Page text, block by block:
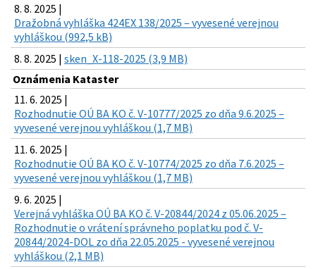
8. 8. 2025 |
Dražobná vyhláška 424EX 138/2025 – vyvesené verejnou
vyhláškou (992,5 kB)
8. 8. 2025 | sken_X-118-2025 (3,9 MB)
Oznámenia Kataster
11. 6. 2025 |
Rozhodnutie OÚ BA KO č. V-10777/2025 zo dňa 9.6.2025 –
vyvesené verejnou vyhláškou (1,7 MB)
11. 6. 2025 |
Rozhodnutie OÚ BA KO č. V-10774/2025 zo dňa 7.6.2025 –
vyvesené verejnou vyhláškou (1,7 MB)
9. 6. 2025 |
Verejná vyhláška OÚ BA KO č. V-20844/2024 z 05.06.2025 –
Rozhodnutie o vrátení správneho poplatku pod č. V-
20844/2024-DOL zo dňa 22.05.2025 - vyvesené verejnou
vyhláškou (2,1 MB)